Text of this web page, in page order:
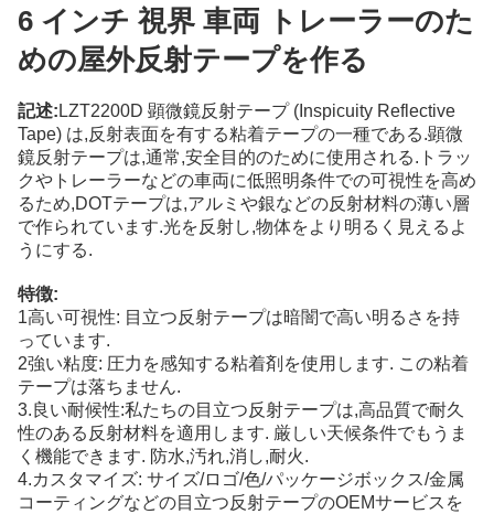
6 インチ 視界 車両 トレーラーのた
めの屋外反射テープを作る
記述: LZT2200D 顕微鏡反射テープ (Inspicuity Reflective
Tape) は,反射表面を有する粘着テープの一種である.顕微
鏡反射テープは,通常,安全目的のために使用される.トラッ
クやトレーラーなどの車両に低照明条件での可視性を高め
るため,DOTテープは,アルミや銀などの反射材料の薄い層
で作られています.光を反射し,物体をより明るく見えるよ
うにする.
特徴:
1高い可視性: 目立つ反射テープは暗闇で高い明るさを持
っています.
2強い粘度: 圧力を感知する粘着剤を使用します. この粘着
テープは落ちません.
3.良い耐候性:私たちの目立つ反射テープは,高品質で耐久
性のある反射材料を適用します. 厳しい天候条件でもうま
く機能できます. 防水,汚れ,消し,耐火.
4.カスタマイズ: サイズ/ロゴ/色/パッケージボックス/金属
コーティングなどの目立つ反射テープのOEMサービスを